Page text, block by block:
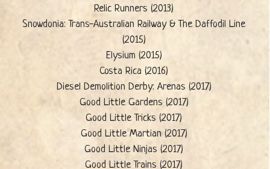
Relic Runners (2013)
Snowdonia: Trans-Australian Railway & The Daffodil Line
(2015)
Elysium (2015)
Costa Rica (2016)
Diesel Demolition Derby: Arenas (2017)
Good Little Gardens (2017)
Good Little Tricks (2017)
Good Little Martian (2017)
Good Little Ninjas (2017)
Good Little Trains (2017)